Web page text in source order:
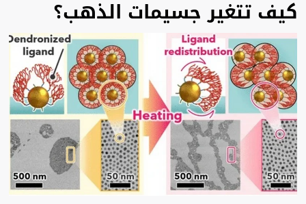
كيف تتغير جسيمات الذهب؟